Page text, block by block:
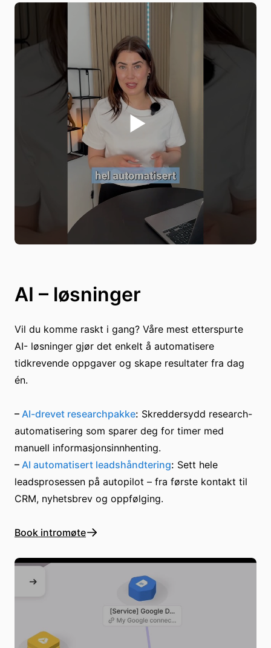
AI – løsninger
Vil du komme raskt i gang? Våre mest etterspurte
AI- løsninger gjør det enkelt å automatisere
tidkrevende oppgaver og skape resultater fra dag
én.
– AI-drevet researchpakke: Skreddersydd research-
automatisering som sparer deg for timer med
manuell informasjonsinnhenting.
– AI automatisert leadshåndtering: Sett hele
leadsprosessen på autopilot – fra første kontakt til
CRM, nyhetsbrev og oppfølging.
Book intromøte